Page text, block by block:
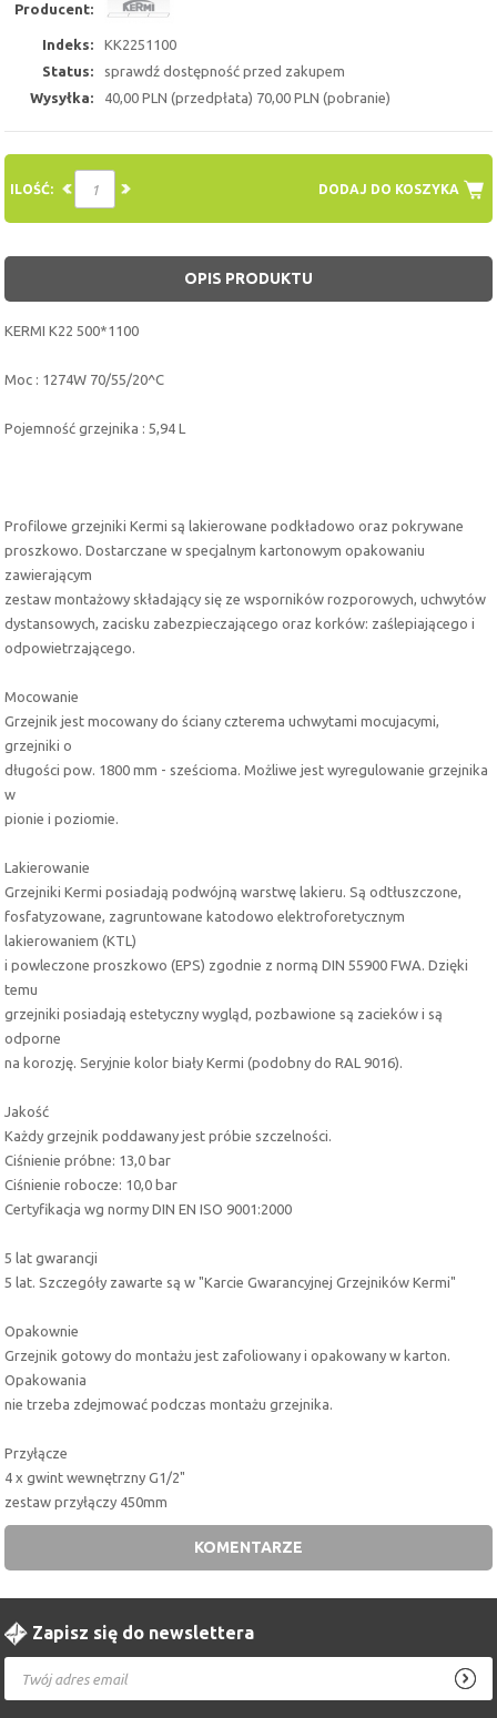
Producent:
Indeks:
KK2251100
Status:
sprawdź dostępność przed zakupem
Wysyłka:
40,00 PLN (przedpłata) 70,00 PLN (pobranie)
DODAJ DO KOSZYKA
ILOŚĆ:
OPIS PRODUKTU
KERMI K22 500*1100
Moc : 1274W 70/55/20^C
Pojemność grzejnika : 5,94 L
Profilowe grzejniki Kermi są lakierowane podkładowo oraz pokrywane
proszkowo. Dostarczane w specjalnym kartonowym opakowaniu
zawierającym
zestaw montażowy składający się ze wsporników rozporowych, uchwytów
dystansowych, zacisku zabezpieczającego oraz korków: zaślepiającego i
odpowietrzającego.
Mocowanie
Grzejnik jest mocowany do ściany czterema uchwytami mocujacymi,
grzejniki o
długości pow. 1800 mm - sześcioma. Możliwe jest wyregulowanie grzejnika
w
pionie i poziomie.
Lakierowanie
Grzejniki Kermi posiadają podwójną warstwę lakieru. Są odtłuszczone,
fosfatyzowane, zagruntowane katodowo elektroforetycznym
lakierowaniem (KTL)
i powleczone proszkowo (EPS) zgodnie z normą DIN 55900 FWA. Dzięki
temu
grzejniki posiadają estetyczny wygląd, pozbawione są zacieków i są
odporne
na korozję. Seryjnie kolor biały Kermi (podobny do RAL 9016).
Jakość
Każdy grzejnik poddawany jest próbie szczelności.
Ciśnienie próbne: 13,0 bar
Ciśnienie robocze: 10,0 bar
Certyfikacja wg normy DIN EN ISO 9001:2000
5 lat gwarancji
5 lat. Szczegóły zawarte są w "Karcie Gwarancyjnej Grzejników Kermi"
Opakownie
Grzejnik gotowy do montażu jest zafoliowany i opakowany w karton.
Opakowania
nie trzeba zdejmować podczas montażu grzejnika.
Przyłącze
4 x gwint wewnętrzny G1/2"
zestaw przyłączy 450mm
KOMENTARZE
Zapisz się do newslettera